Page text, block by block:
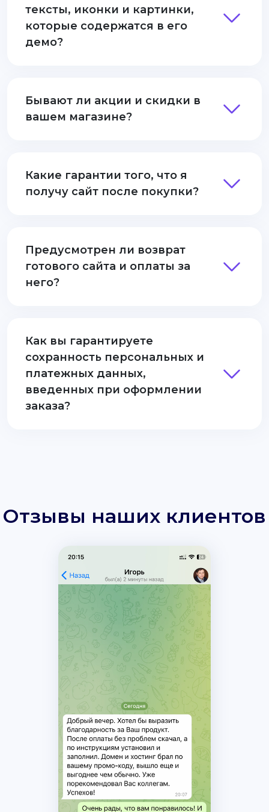
тексты, иконки и картинки,
которые содержатся в его
демо?
Бывают ли акции и скидки в
вашем магазине?
Какие гарантии того, что я
получу сайт после покупки?
Предусмотрен ли возврат
готового сайта и оплаты за
него?
Как вы гарантируете
сохранность персональных и
платежных данных,
введенных при оформлении
заказа?
Отзывы наших клиентов